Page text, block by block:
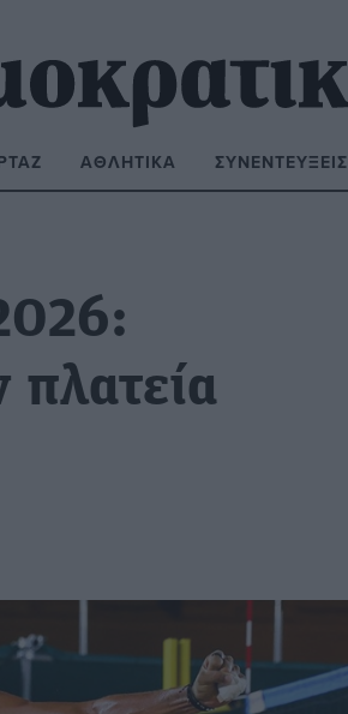
ΑΘΛΗΤΙΚΆ ΣΥΝΕΝΤΕΎΞΕΙΣ
πλατεία